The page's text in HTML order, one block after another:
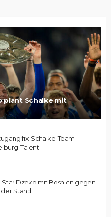
plant Schalke mit
fix: Schalke-Team
Talent
Star Dzeko mit Bosnien gegen
der Stand